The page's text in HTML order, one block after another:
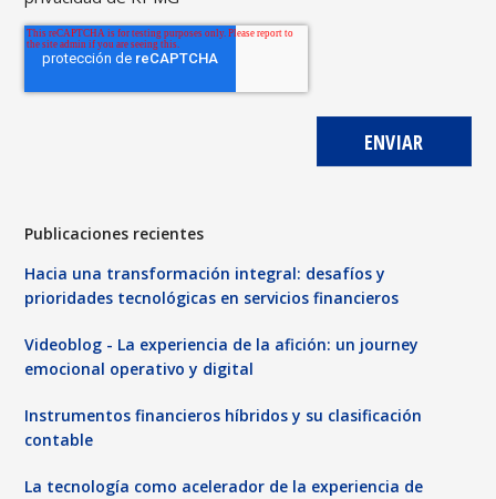
Publicaciones recientes
Hacia una transformación integral: desafíos y
prioridades tecnológicas en servicios financieros
Videoblog - La experiencia de la afición: un journey
emocional operativo y digital
Instrumentos financieros híbridos y su clasificación
contable
La tecnología como acelerador de la experiencia de